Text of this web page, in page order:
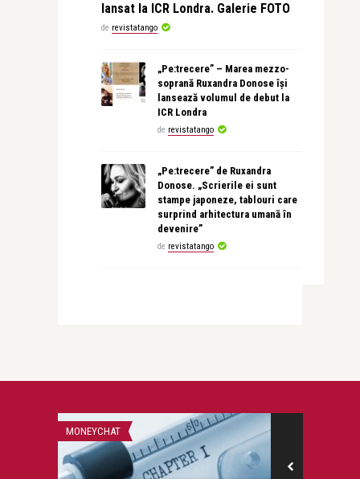
lansat la ICR Londra. Galerie FOTO
de revistatango
„Pe:trecere” – Marea mezzo-
soprană Ruxandra Donose își
lansează volumul de debut la
ICR Londra
de revistatango
„Pe:trecere” de Ruxandra
Donose. „Scrierile ei sunt
stampe japoneze, tablouri care
surprind arhitectura umană în
devenire”
de revistatango
MONEYCHAT